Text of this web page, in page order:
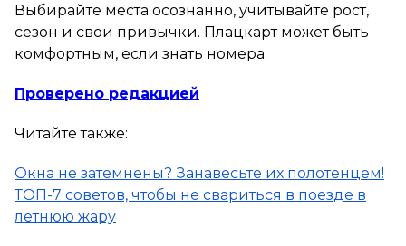
Выбирайте места осознанно, учитывайте рост,
сезон и свои привычки. Плацкарт может быть
комфортным, если знать номера.
Проверено редакцией
Читайте также:
Окна не затемнены? Занавесьте их полотенцем!
ТОП-7 советов, чтобы не свариться в поезде в
летнюю жару